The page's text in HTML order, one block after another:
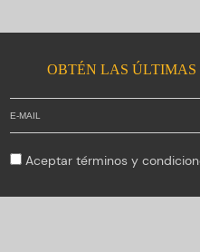
OBTÉN LAS
Aceptartérminos y